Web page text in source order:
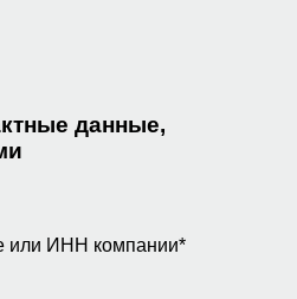
данные,
или ИНН компании*